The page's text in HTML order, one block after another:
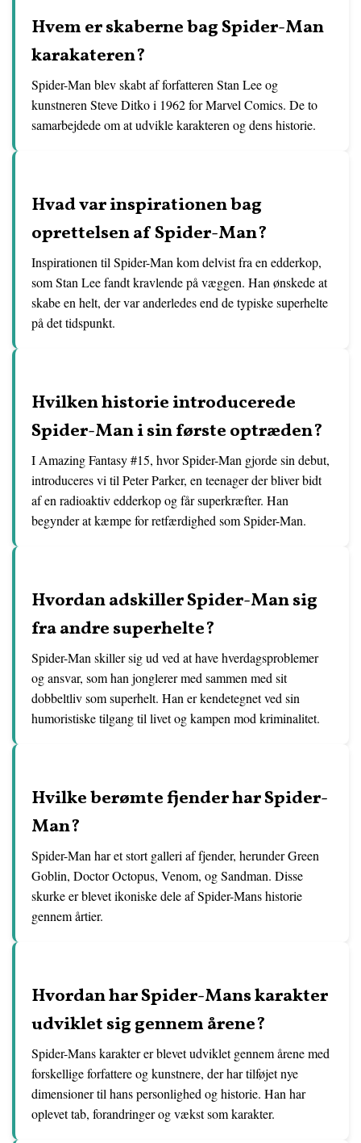
Hvem er skaberne bag Spider-Man
karakateren?
Spider-Man blev skabt af forfatteren Stan Lee og
kunstneren Steve Ditko i 1962 for Marvel Comics. De to
samarbejdede om at udvikle karakteren og dens historie.
Hvad var inspirationen bag
oprettelsen af Spider-Man?
Inspirationen til Spider-Man kom delvist fra en edderkop,
som Stan Lee fandt kravlende på væggen. Han ønskede at
skabe en helt, der var anderledes end de typiske superhelte
på det tidspunkt.
Hvilken historie introducerede
Spider-Man i sin første optræden?
I Amazing Fantasy #15, hvor Spider-Man gjorde sin debut,
introduceres vi til Peter Parker, en teenager der bliver bidt
af en radioaktiv edderkop og får superkræfter. Han
begynder at kæmpe for retfærdighed som Spider-Man.
Hvordan adskiller Spider-Man sig
fra andre superhelte?
Spider-Man skiller sig ud ved at have hverdagsproblemer
og ansvar, som han jonglerer med sammen med sit
dobbeltliv som superhelt. Han er kendetegnet ved sin
humoristiske tilgang til livet og kampen mod kriminalitet.
Hvilke berømte fjender har Spider-
Man?
Spider-Man har et stort galleri af fjender, herunder Green
Goblin, Doctor Octopus, Venom, og Sandman. Disse
skurke er blevet ikoniske dele af Spider-Mans historie
gennem årtier.
Hvordan har Spider-Mans karakter
udviklet sig gennem årene?
Spider-Mans karakter er blevet udviklet gennem årene med
forskellige forfattere og kunstnere, der har tilføjet nye
dimensioner til hans personlighed og historie. Han har
oplevet tab, forandringer og vækst som karakter.